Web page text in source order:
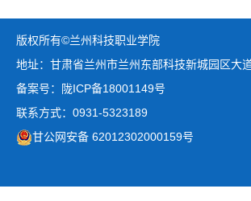
版权所有©兰州科技职业学院
地址：甘肃省兰州市兰州东部科技新城园区大
备案号：陇ICP备18001149号
联系方式：0931-5323189
甘公网安备 62012302000159号